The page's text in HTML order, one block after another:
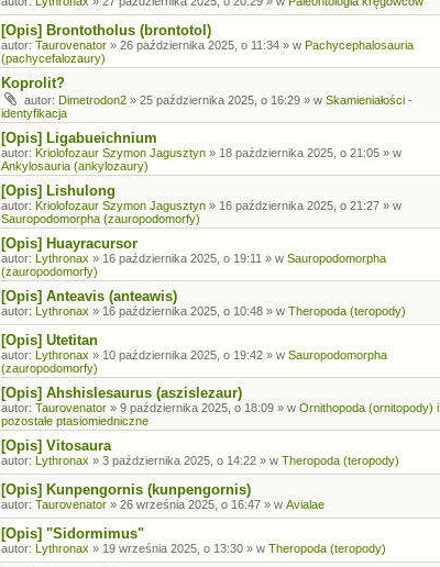
[Opis] Brontotholus (brontotol)
autor: Taurovenator » 26 października 2025, o 11:34 » w Pachycephalosauria
(pachycefalozaury)
Koprolit?
autor: Dimetrodon2 » 25 października 2025, o 16:29 » w Skamieniałości -
identyfikacja
[Opis] Ligabueichnium
autor: Kriolofozaur Szymon Jagusztyn » 18 października 2025, o 21:05 » w
Ankylosauria (ankylozaury)
[Opis] Lishulong
autor: Kriolofozaur Szymon Jagusztyn » 16 października 2025, o 21:27 » w
Sauropodomorpha (zauropodomorfy)
[Opis] Huayracursor
autor: Lythronax » 16 października 2025, o 19:11 » w Sauropodomorpha
(zauropodomorfy)
[Opis] Anteavis (anteawis)
autor: Lythronax » 16 października 2025, o 10:48 » w Theropoda (teropody)
[Opis] Utetitan
autor: Lythronax » 10 października 2025, o 19:42 » w Sauropodomorpha
(zauropodomorfy)
[Opis] Ahshislesaurus (aszislezaur)
autor: Taurovenator » 9 października 2025, o 18:09 » w Ornithopoda (ornitopody) i
pozostałe ptasiomiedniczne
[Opis] Vitosaura
autor: Lythronax » 3 października 2025, o 14:22 » w Theropoda (teropody)
[Opis] Kunpengornis (kunpengornis)
autor: Taurovenator » 26 września 2025, o 16:47 » w Avialae
[Opis] "Sidormimus"
autor: Lythronax » 19 września 2025, o 13:30 » w Theropoda (teropody)